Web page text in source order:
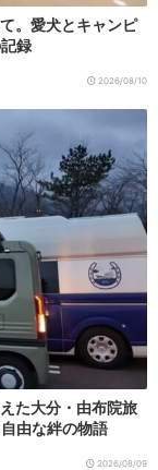
。愛犬とキャンピ
録
2026/08/10
た大分・由布院旅
由な絆の物語
2026/08/09